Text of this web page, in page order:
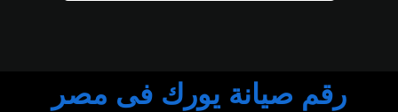
رقم صيانة يورك فى مصر